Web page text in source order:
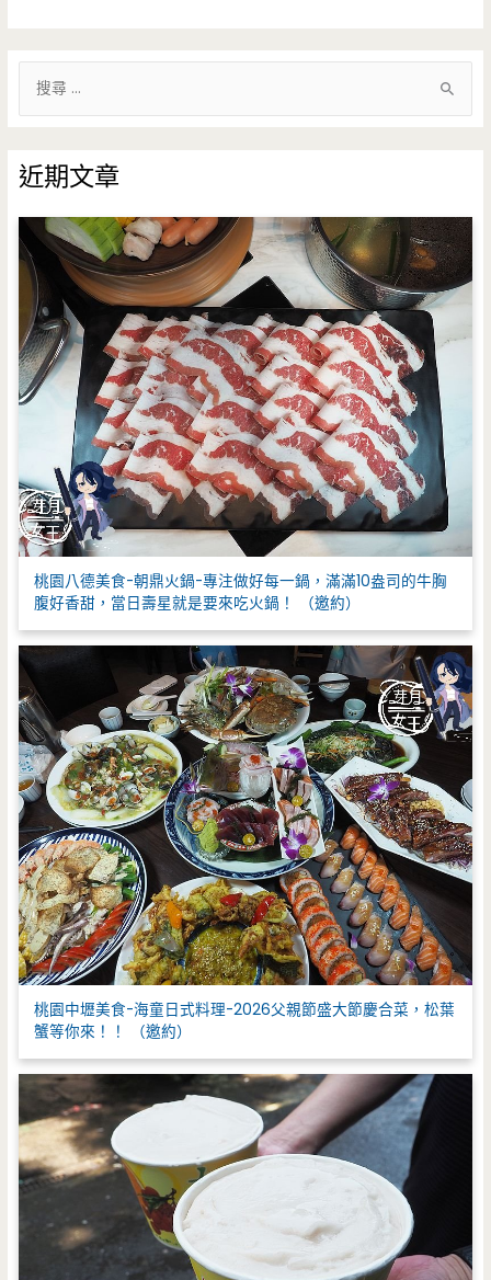
鍵
字
:
近期文章
桃園八德美食-朝鼎火鍋-專注做好每一鍋，滿滿10盎司的牛胸
腹好香甜，當日壽星就是要來吃火鍋！ （邀約）
桃園中壢美食-海童日式料理-2026父親節盛大節慶合菜，松葉
蟹等你來！！ （邀約）